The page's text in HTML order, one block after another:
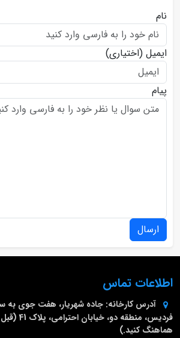
نام
ایمیل (اختیاری)
پیام
ارسال
اطلاعات تماس
آدرس کارخانه: جاده شهریار، هفت جوی به
فردیس،
هماهنگ کنید.)